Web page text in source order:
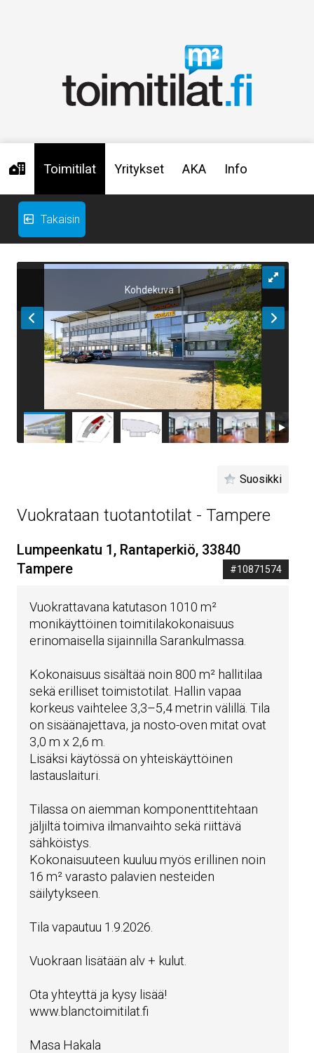
Toimitilat Yritykset AKA Info
Takaisin
Kohdekuva 1
Suosikki
Vuokrataan tuotantotilat - Tampere
Lumpeenkatu 1, Rantaperkiö, 33840
Tampere
#10871574
Vuokrattavana katutason 1010 m²
monikäyttöinen toimitilakokonaisuus
erinomaisella sijainnilla Sarankulmassa.
Kokonaisuus sisältää noin 800 m² hallitilaa
sekä erilliset toimistotilat. Hallin vapaa
korkeus vaihtelee 3,3–5,4 metrin välillä. Tila
on sisäänajettava, ja nosto-oven mitat ovat
3,0 m x 2,6 m.
Lisäksi käytössä on yhteiskäyttöinen
lastauslaituri.
Tilassa on aiemman komponenttitehtaan
jäljiltä toimiva ilmanvaihto sekä riittävä
sähköistys.
Kokonaisuuteen kuuluu myös erillinen noin
16 m² varasto palavien nesteiden
säilytykseen.
Tila vapautuu 1.9.2026.
Vuokraan lisätään alv + kulut.
Ota yhteyttä ja kysy lisää!
www.blanctoimitilat.fi
Masa Hakala